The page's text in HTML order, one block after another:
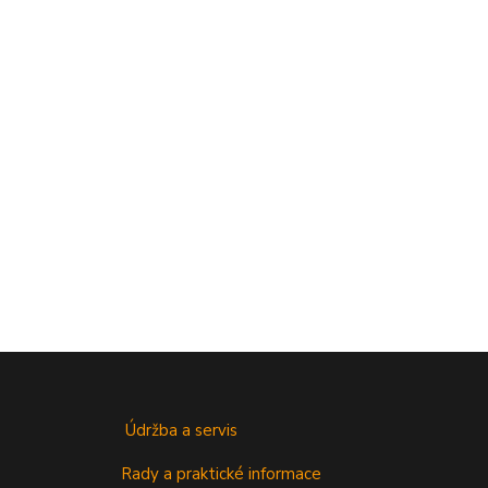
Údržba a servis
Rady a praktické informace